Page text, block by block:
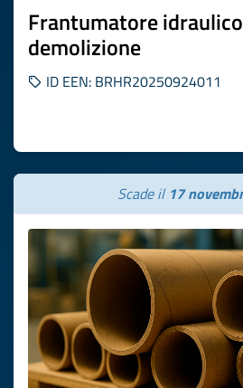
Frantumatore
demolizione
ID EEN: BRHR20250924011
Scade il 17